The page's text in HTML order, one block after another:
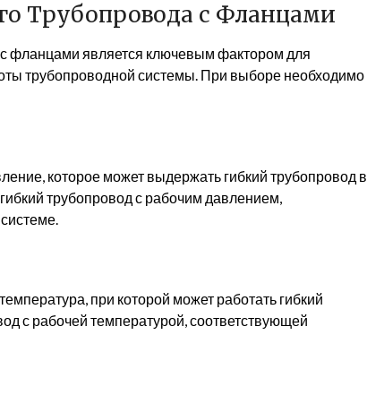
Трубопровода с Фланцами
фланцами является ключевым фактором для
трубопроводной системы. При выборе необходимо
которое может выдержать гибкий трубопровод в
трубопровод с рабочим давлением,
при которой может работать гибкий
с рабочей температурой, соответствующей